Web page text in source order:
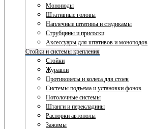
Моноподы
Штативные головы
Наплечные штативы и стедикамы
Струбцины и присоски
Аксессуары для штативов и моноподов
Стойки и системы крепления
Стойки
Журавли
Противовесы и колеса для стоек
Системы подъема и установки фонов
Потолочные системы
Штанги и перекладины
Распорки автополы
Зажимы